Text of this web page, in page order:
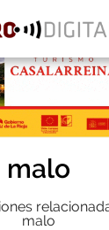
malo
malo